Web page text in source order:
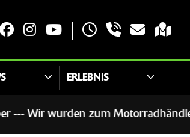
ERLEBNIS
zum Motorradhändler des